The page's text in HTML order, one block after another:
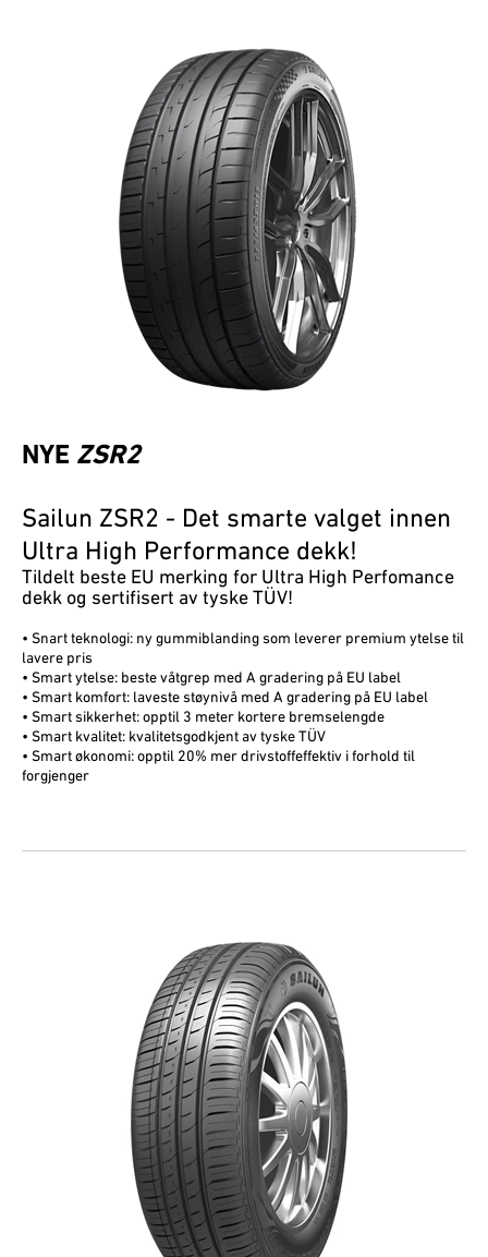
NYE ZSR2
Sailun ZSR2 - Det smarte valget innen
Ultra High Performance dekk!
Tildelt beste EU merking for Ultra High Perfomance
dekk og sertifisert av tyske TÜV!
• Snart teknologi: ny gummiblanding som leverer premium ytelse til
lavere pris
• Smart ytelse: beste våtgrep med A gradering på EU label
• Smart komfort: laveste støynivå med A gradering på EU label
• Smart sikkerhet: opptil 3 meter kortere bremselengde
• Smart kvalitet: kvalitetsgodkjent av tyske TÜV
• Smart økonomi: opptil 20% mer drivstoffeffektiv i forhold til
forgjenger